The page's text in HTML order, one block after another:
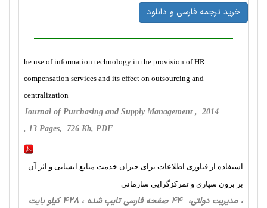
خرید ترجمه فارسی و دانلود
he use of information technology in the provision of HR
compensation services and its effect on outsourcing and
centralization
Journal of Purchasing and Supply Management , 2014
, 13 Pages, 726 Kb, PDF
استفاده از فناوری اطلاعات برای جبران خدمت منابع انسانی و اثر آن
بر برون سپاری و تمرکزگرایی سازمانی
، مدیریت دولتی، 44 صفحه فارسی تایپ شده ، 428 کیلو بایت